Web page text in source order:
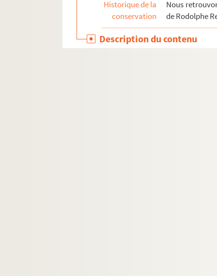
Historique de la
conservation
Nous
de Rodolphe
Description du contenu